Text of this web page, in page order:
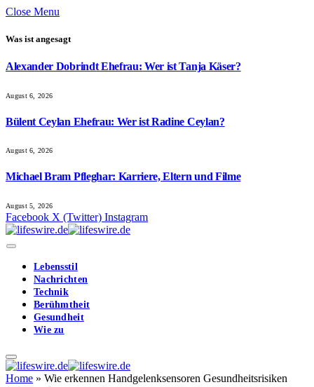
Close Menu
Was ist angesagt
Alexander Dobrindt Ehefrau: Wer ist Tanja Käser?
August 6, 2026
Bülent Ceylan Ehefrau: Wer ist Radine Ceylan?
August 6, 2026
Michael Bram Pfleghar: Karriere, Eltern und Filme
August 5, 2026
Facebook X (Twitter) Instagram
Lebensstil
Nachrichten
Technik
Berühmtheit
Gesundheit
Wie zu
Home » Wie erkennen Handgelenksensoren Gesundheitsrisiken